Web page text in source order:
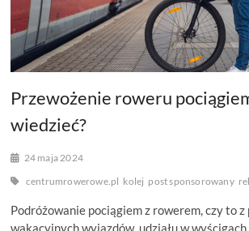
Przewożenie roweru
wiedzieć?
24 maja 2024
centrumrowerowe.pl kolej post sponsorowany
Podróżowanie pociągiem z rowerem, czy to z
wakacyjnych wyjazdów, udziału w